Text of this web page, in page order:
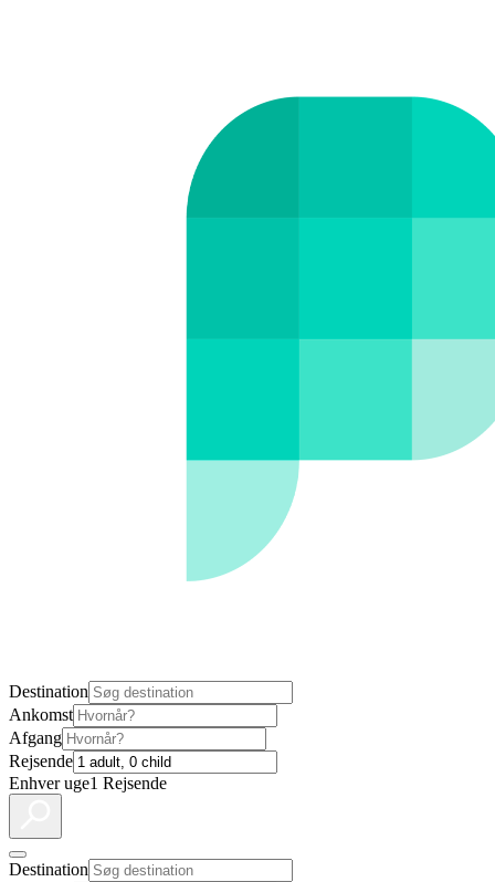
Destination
Ankomst
Afgang
Rejsende
Enhver uge1 Rejsende
Destination